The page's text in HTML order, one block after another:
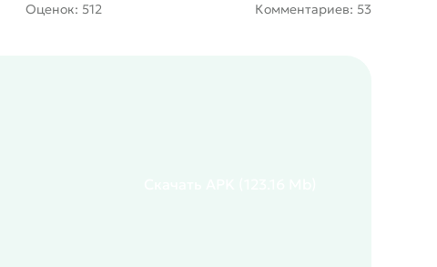
Оценок: 512 Комментариев: 53